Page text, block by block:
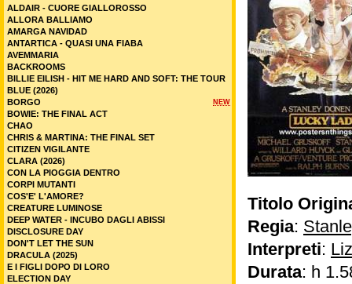
Titolo
Regia:
Interpreti:
Durata: h
ALDAIR - CUORE GIALLOROSSO
ALLORA BALLIAMO
AMARGA NAVIDAD
ANTARTICA - QUASI UNA FIABA
AVEMMARIA
BACKROOMS
BILLIE EILISH - HIT ME HARD AND SOFT: THE TOUR
BLUE (2026)
NEW
BORGO
BOWIE: THE FINAL ACT
CHAO
CHRIS & MARTINA: THE FINAL SET
CITIZEN VIGILANTE
CLARA (2026)
CON LA PIOGGIA DENTRO
CORPI MUTANTI
COS'E' L'AMORE?
CREATURE LUMINOSE
DEEP WATER - INCUBO DAGLI ABISSI
DISCLOSURE DAY
DON'T LET THE SUN
DRACULA (2025)
E I FIGLI DOPO DI LORO
ELECTION DAY